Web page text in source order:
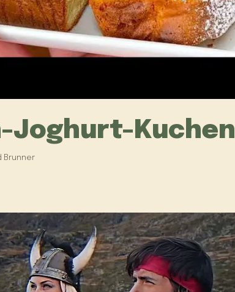
Joghurt-Kuchen
Brunner